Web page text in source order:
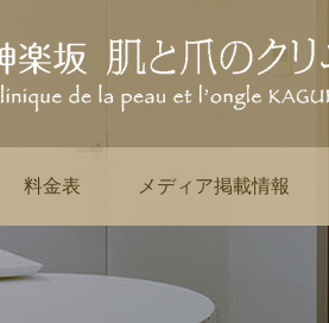
料金表 メディア掲載情報